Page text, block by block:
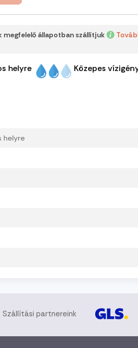
megfelelő állapotban szállítjuk
helyre Közepes
helyre
Szállítási partnereink